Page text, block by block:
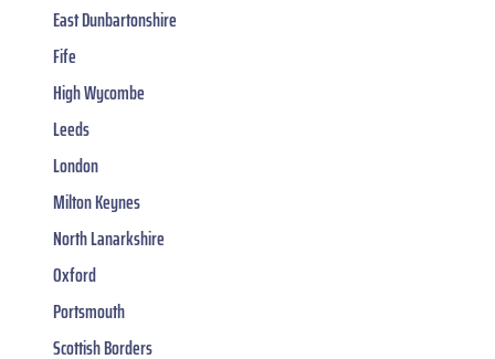
East Dunbartonshire
Fife
High Wycombe
Leeds
London
Milton Keynes
North Lanarkshire
Oxford
Portsmouth
Scottish Borders